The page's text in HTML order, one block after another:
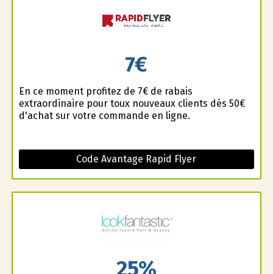
7€
En ce moment profitez de 7€ de rabais
extraordinaire pour toux nouveaux clients dès 50€
d'achat sur votre commande en ligne.
Code Avantage Rapid Flyer
25%